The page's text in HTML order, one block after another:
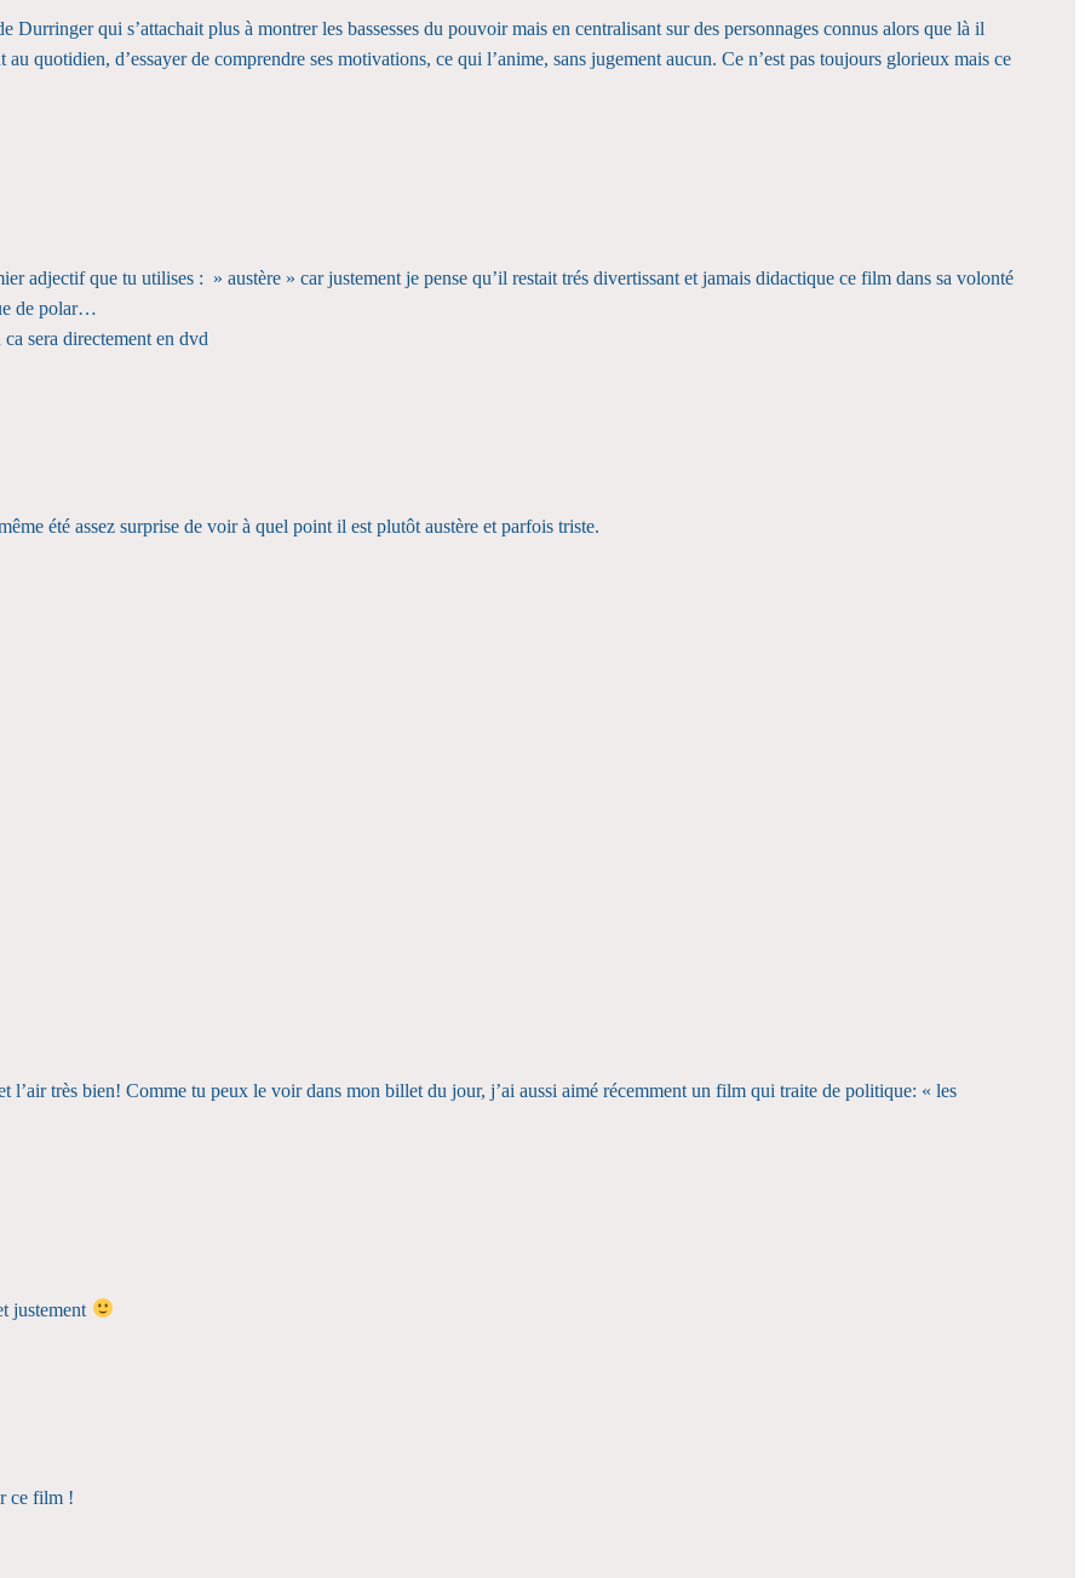
qui s’attachait plus à montrer les bassesses du pouvoir mais en centralisant sur des personnages connus alors que là il
quotidien, d’essayer de comprendre ses motivations, ce qui l’anime, sans jugement aucun. Ce n’est pas toujours glorieux mais ce
adjectif que tu utilises : » austère » car justement je pense qu’il restait trés divertissant et jamais didactique ce film dans sa volonté
de polar…
sera directement en dvd
été assez surprise de voir à quel point il est plutôt austère et parfois triste.
l’air très bien! Comme tu peux le voir dans mon billet du jour, j’ai aussi aimé récemment un film qui traite de politique: « les
justement
ce film !